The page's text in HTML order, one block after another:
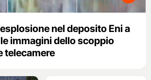
nel deposito Eni a
immagini dello scoppio
telecamere